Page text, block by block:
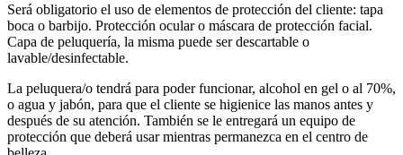
Será obligatorio el uso de elementos de protección del cliente: tapa
boca o barbijo. Protección ocular o máscara de protección facial.
Capa de peluquería, la misma puede ser descartable o
lavable/desinfectable.
La peluquera/o tendrá para poder funcionar, alcohol en gel o al 70%,
o agua y jabón, para que el cliente se higienice las manos antes y
después de su atención. También se le entregará un equipo de
protección que deberá usar mientras permanezca en el centro de